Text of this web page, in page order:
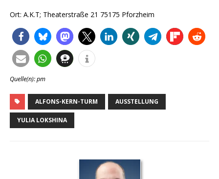
Ort: A.K.T; Theaterstraße 21 75175 Pforzheim
Quelle(n): pm
ALFONS-KERN-TURM AUSSTELLUNG
YULIA LOKSHINA